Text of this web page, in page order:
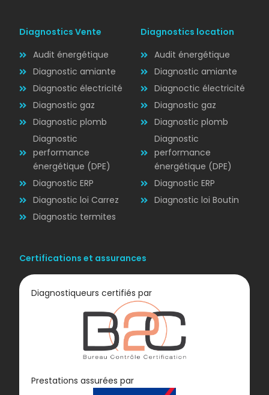
Diagnostic
ÉLECTRICITÉ
Diagnostic
Diagnostics Vente
Audit énergétique
Diagnostic amiante
Diagnostic électricité
Diagnostic gaz
Diagnostic plomb
Diagnostic
performance
énergétique (DPE)
Diagnostic ERP
Diagnostic loi Carrez
Diagnostic termites
Diagnostics location
Audit énergétique
Diagnostic amiante
Diagnoctic électricité
Diagnostic gaz
Diagnostic plomb
Diagnostic
performance
énergétique (DPE)
Diagnostic ERP
Diagnostic loi Boutin
Certifications et assurances
Diagnostiqueurs certifiés par
Prestations assurées par